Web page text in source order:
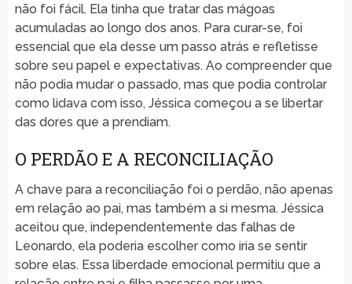
não foi fácil. Ela tinha que tratar das mágoas
acumuladas ao longo dos anos. Para curar-se, foi
essencial que ela desse um passo atrás e refletisse
sobre seu papel e expectativas. Ao compreender que
não podia mudar o passado, mas que podia controlar
como lidava com isso, Jéssica começou a se libertar
das dores que a prendiam.
O PERDÃO E A RECONCILIAÇÃO
A chave para a reconciliação foi o perdão, não apenas
em relação ao pai, mas também a si mesma. Jéssica
aceitou que, independentemente das falhas de
Leonardo, ela poderia escolher como iria se sentir
sobre elas. Essa liberdade emocional permitiu que a